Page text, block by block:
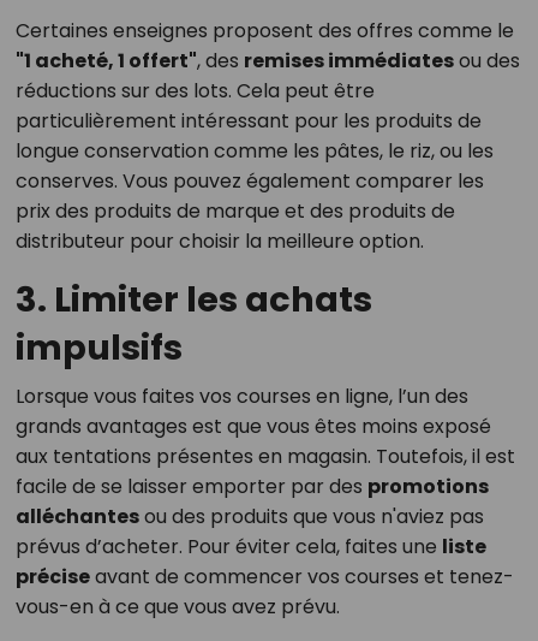
Certaines enseignes proposent des offres comme le
"1 acheté, 1 offert", des remises immédiatesou des
réductions sur des lots. Cela peut être
particulièrement intéressant pour les produits de
longue conservation comme les pâtes, le riz, ou les
conserves. Vous pouvez également comparer les
prix des produits de marque et des produits de
distributeur pour choisir la meilleure option.
3. Limiter les achats
impulsifs
Lorsque vous faites vos courses en ligne, l’un des
grands avantages est que vous êtes moins exposé
aux tentations présentes en magasin. Toutefois, il est
facile de se laisser emporter par des promotions
alléchantesou des produits que vous n'aviez pas
prévus d’acheter. Pour éviter cela, faites une liste
préciseavant de commencer vos courses et tenez-
vous-en à ce que vous avez prévu.